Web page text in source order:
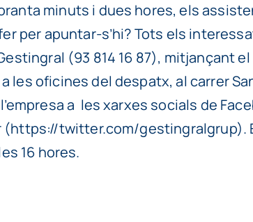
minuts i dues hores, els
per apuntar-s’hi? Tots els
(93 814 16 87), mitjançant
oficines del despatx, al carrer
a les xarxes socials de
twitter.com/gestingralgrup).
16 hores.